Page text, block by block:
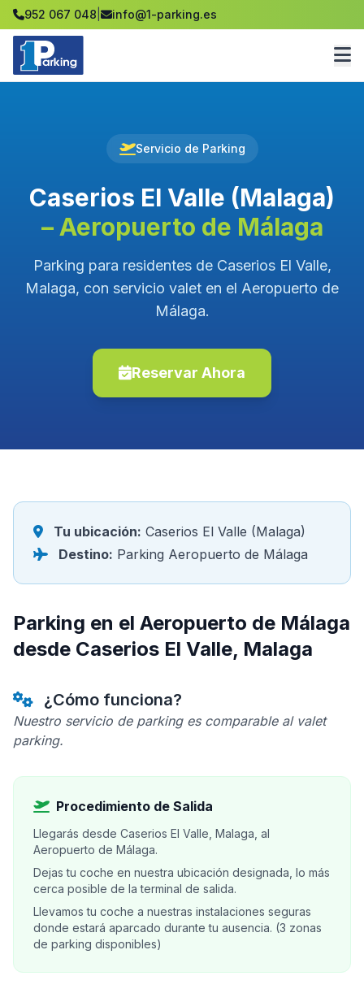
952 067 048 info@1-parking.es
Servicio de Parking
Caserios El Valle (Malaga)
– Aeropuerto de Málaga
Parking para residentes de Caserios El Valle,
Malaga, con servicio valet en el Aeropuerto de
Málaga.
Reservar Ahora
Tu ubicación: Caserios El Valle (Malaga)
Destino: Parking Aeropuerto de Málaga
Parking en el Aeropuerto de Málaga
desde Caserios El Valle, Malaga
¿Cómo funciona?
Nuestro servicio de parking es comparable al valet
parking.
Procedimiento de Salida
Llegarás desde Caserios El Valle, Malaga, al
Aeropuerto de Málaga.
Dejas tu coche en nuestra ubicación designada, lo más
cerca posible de la terminal de salida.
Llevamos tu coche a nuestras instalaciones seguras
donde estará aparcado durante tu ausencia. (3 zonas
de parking disponibles)